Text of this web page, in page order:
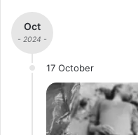
Oct
- 2024 -
17 October